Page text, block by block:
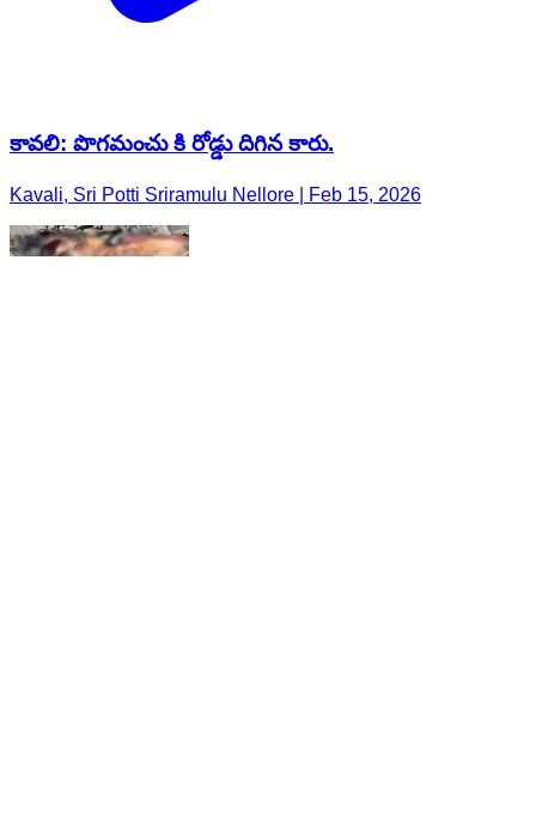
కావలి: పొగమంచు కి రోడ్డు దిగిన కారు.
Kavali, Sri Potti Sriramulu Nellore | Feb 15, 2026